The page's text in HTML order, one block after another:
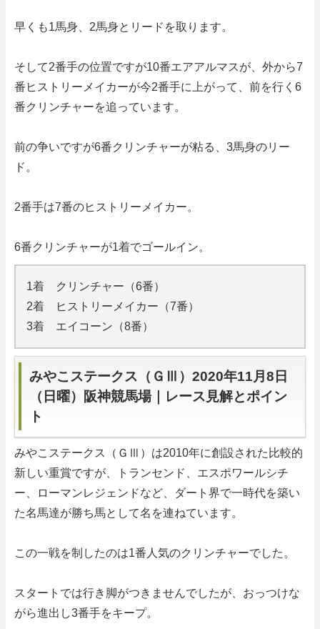
早くも1馬身、2馬身とリードを取ります。
そして2番手の位置ですが10番エアアルマスが、外から7
番ヒストリーメイカーが今2番手に上がって、前を行く6
番クリンチャーを追っています。
前の争いですが6番クリンチャーが粘る、3馬身のリー
ド。
2番手は7番のヒストリーメイカー。
6番クリンチャーが1着でゴールイン。
1着 クリンチャー（6番）
2着 ヒストリーメイカー（7番）
3着 エイコーン（8番）
みやこステークス（ＧⅢ）2020年11月8日
（日曜）阪神競馬場｜レース見解とポイン
ト
みやこステークス（ＧⅢ）は2010年に創設された比較的
新しい重賞ですが、トランセンド、エスポワールシチ
ー、ローマンレジェンドなど、ダート界で一時代を築い
た名馬達が勝ち馬として名を連ねています。
この一戦を制したのは1番人気のクリンチャーでした。
スタートでは行き脚がつきませんでしたが、おっつけな
がら進出し3番手をキープ。